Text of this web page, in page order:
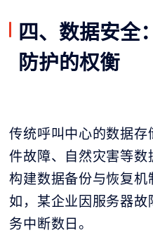
四、数据安全
防护的权衡
传统呼叫中心的数据
件故障、自然灾害等
构建数据备份与恢复
如，某企业因服务器
务中断数日。